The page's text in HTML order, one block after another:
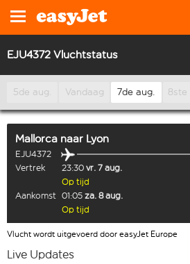
EJU4372 Vluchtstatus
5de aug. Vandaag 7de aug. 8ste
Mallorca naar Lyon
EJU4372
Vertrek
23:30 vr. 7 aug.
Op tijd
Aankomst 01:05 za. 8 aug.
Op tijd
Vlucht wordt uitgevoerd door easyJet Europe
Live Updates